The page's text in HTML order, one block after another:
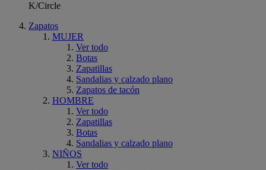
K/Circle
Zapatos
MUJER
Ver todo
Botas
Zapatillas
Sandalias y calzado plano
Zapatos de tacón
HOMBRE
Ver todo
Zapatillas
Botas
Sandalias y calzado plano
NIÑOS
Ver todo